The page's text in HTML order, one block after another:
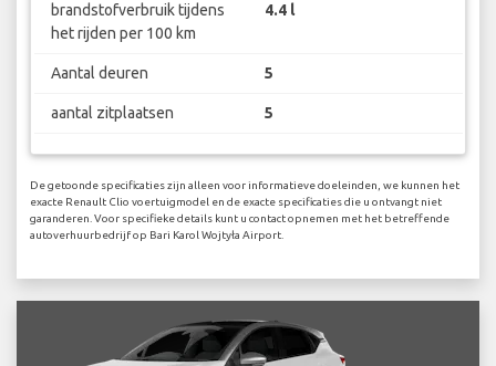
brandstofverbruik tijdens
het rijden per 100 km
4.4 l
Aantal deuren 5
aantal zitplaatsen 5
De getoonde specificaties zijn alleen voor informatieve doeleinden, we kunnen het
exacte Renault Clio voertuigmodel en de exacte specificaties die u ontvangt niet
garanderen. Voor specifieke details kunt u contact opnemen met het betreffende
autoverhuurbedrijf op Bari Karol Wojtyła Airport.